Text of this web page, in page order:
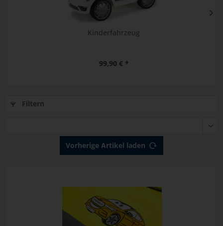
Kinderfahrzeug
99,90 € *
Filtern
Vorherige Artikel laden